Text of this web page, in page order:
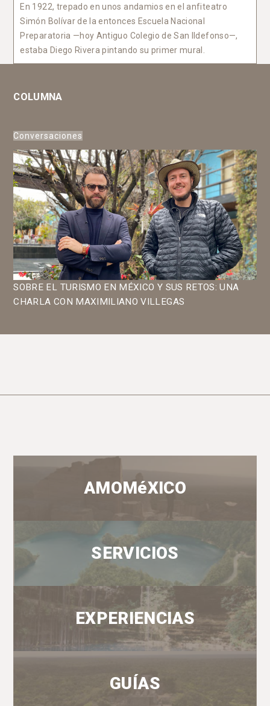
En 1922, trepado en unos andamios en el anfiteatro
Simón Bolívar de la entonces Escuela Nacional
Preparatoria —hoy Antiguo Colegio de San Ildefonso—,
estaba Diego Rivera pintando su primer mural.
COLUMNA
Conversaciones
SOBRE EL TURISMO EN MÉXICO Y SUS RETOS: UNA
CHARLA CON MAXIMILIANO VILLEGAS
AMOMéXICO
SERVICIOS
EXPERIENCIAS
GUÍAS